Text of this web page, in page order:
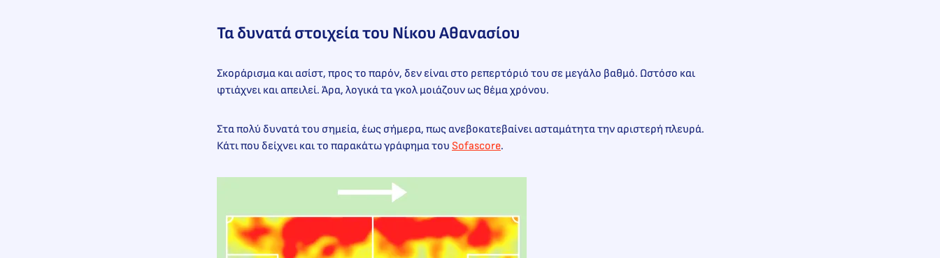
Τα δυνατά στοιχεία του Νίκου Αθανασίου
Σκοράρισμα και ασίστ, προς το παρόν, δεν είναι στο ρεπερτόριό του σε μεγάλο βαθμό. Ωστόσο και
φτιάχνει και απειλεί. Άρα, λογικά τα γκολ μοιάζουν ως θέμα χρόνου.
Στα πολύ δυνατά του σημεία, έως σήμερα, πως ανεβοκατεβαίνει ασταμάτητα την αριστερή πλευρά.
Κάτι που δείχνει και το παρακάτω γράφημα του Sofascore.